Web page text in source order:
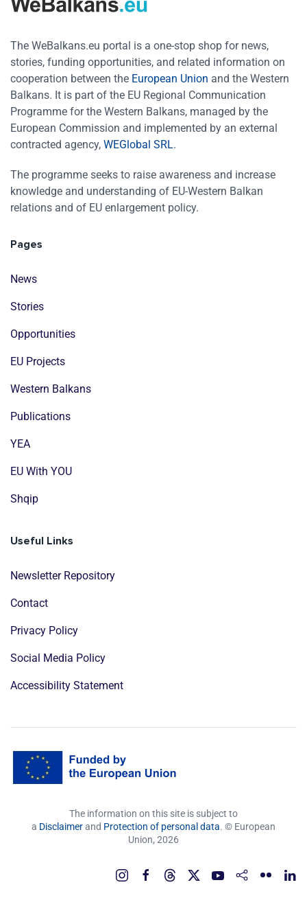
The WeBalkans.eu portal is a one-stop shop for news,
stories, funding opportunities, and related information on
cooperation between the European Union and the Western
Balkans. It is part of the EU Regional Communication
Programme for the Western Balkans, managed by the
European Commission and implemented by an external
contracted agency, WEGlobal SRL.
The programme seeks to raise awareness and increase
knowledge and understanding of EU-Western Balkan
relations and of EU enlargement policy.
Pages
News
Stories
Opportunities
EU Projects
Western Balkans
Publications
YEA
EU With YOU
Shqip
Useful Links
Newsletter Repository
Contact
Privacy Policy
Social Media Policy
Accessibility Statement
The information on this site is subject to
a Disclaimerand Protection of personal data. © European
Union, 2026